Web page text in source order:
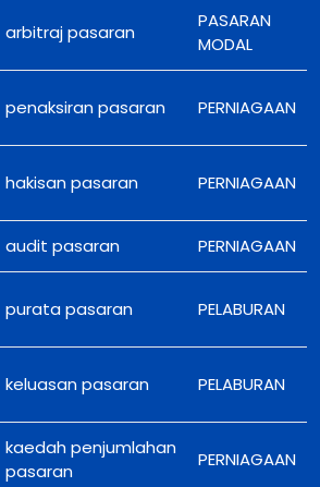
arbitraj pasaran
PASARAN
MODAL
penaksiran pasaran PERNIAGAAN
hakisan pasaran PERNIAGAAN
audit pasaran PERNIAGAAN
purata pasaran PELABURAN
keluasan pasaran PELABURAN
kaedah penjumlahan
pasaran
PERNIAGAAN